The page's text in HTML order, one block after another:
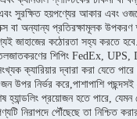
সুরক্ষিত হয়পণ্যের আকার এবং
বক্স বা অন্যান্য প্রতিরক্ষামূলক
জাহাজের কঠোরতা সহ্য করতে হবে.
শিপিং FedEx,
ক্যারিয়ার দ্বারা করা যেতে
উপর নির্ভর করে,পাশাপাশি পছন্দসই
হ্যান্ডলিং প্রয়োজন হতে পারে, যেমন
নিরাপদে পৌঁছেছে তা নিশ্চিত